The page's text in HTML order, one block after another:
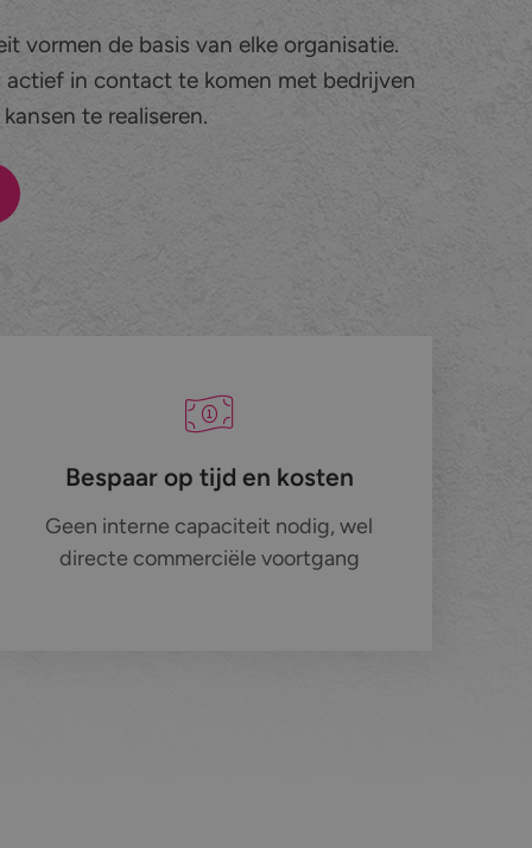
vormen de basis van elke organisatie.
actief in contact te komen met bedrijven
te realiseren.
Bespaar op tijd en kosten
Geen interne capaciteit nodig, wel
directe commerciële voortgang